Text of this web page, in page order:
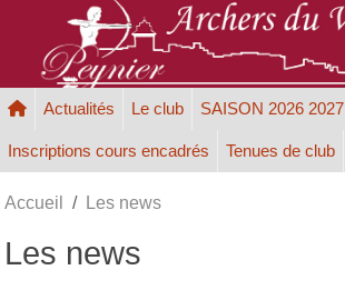
Actualités Le club SAISON 2026 2027
Inscriptions cours encadrés Tenues de club
Accueil Les news
Les news
Panneau de gestion des cookies